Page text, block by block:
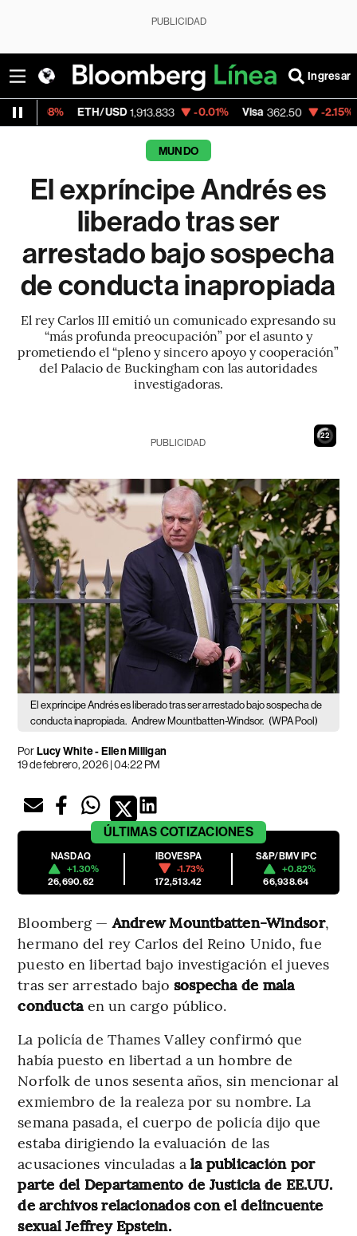
PUBLICIDAD
Ingresar
ETH/USD 1,913.833 -0.01% Visa 362.50 -2.15%
MUNDO
El expríncipe Andrés es
liberado tras ser
arrestado bajo sospecha
de conducta inapropiada
El rey Carlos III emitió un comunicado expresando su
“más profunda preocupación” por el asunto y
prometiendo el “pleno y sincero apoyo y cooperación”
del Palacio de Buckingham con las autoridades
investigadoras.
21
PUBLICIDAD
El expríncipe Andrés es liberado tras ser arrestado bajo sospecha de
conducta inapropiada. Andrew Mountbatten-Windsor. (WPA Pool)
PorLucy White - Ellen Milligan
19 de febrero, 2026 | 04:22 PM
ÚLTIMAS COTIZACIONES
NASDAQ
+1.30%
26,690.62
IBOVESPA
-1.73%
172,513.42
S&P/BMV IPC
+0.82%
66,938.64
Bloomberg —Andrew Mountbatten-Windsor,
hermano del rey Carlos del Reino Unido, fue
puesto en libertad bajo investigación el jueves
tras ser arrestado bajo sospecha de mala
conducta en un cargo público.
La policía de Thames Valley confirmó que
había puesto en libertad a un hombre de
Norfolk de unos sesenta años, sin mencionar al
exmiembro de la realeza por su nombre. La
semana pasada, el cuerpo de policía dijo que
estaba dirigiendo la evaluación de las
acusaciones vinculadas a la publicación por
parte del Departamento de Justicia de EE.UU.
de archivos relacionados con el delincuente
sexual Jeffrey Epstein.